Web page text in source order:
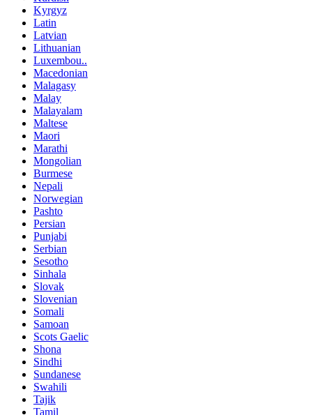
Kyrgyz
Latin
Latvian
Lithuanian
Luxembou..
Macedonian
Malagasy
Malay
Malayalam
Maltese
Maori
Marathi
Mongolian
Burmese
Nepali
Norwegian
Pashto
Persian
Punjabi
Serbian
Sesotho
Sinhala
Slovak
Slovenian
Somali
Samoan
Scots Gaelic
Shona
Sindhi
Sundanese
Swahili
Tajik
Tamil